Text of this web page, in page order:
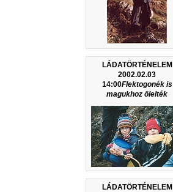
LÁDATÖRTÉNELEM
2002.02.03
14:00Flektogonék is
magukhoz ölelték
LÁDATÖRTÉNELEM